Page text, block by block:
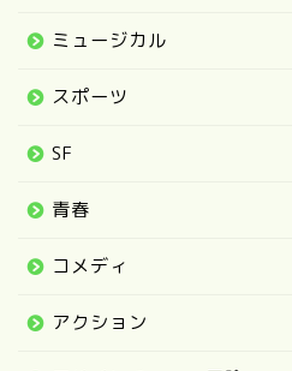
ミュージカル
スポーツ
SF
青春
コメディ
アクション